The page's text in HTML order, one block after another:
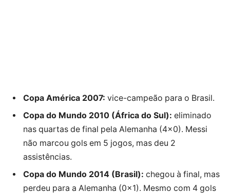
Copa América 2007: vice-campeão para o Brasil.
Copa do Mundo 2010 (África do Sul): eliminado
nas quartas de final pela Alemanha (4×0). Messi
não marcou gols em 5 jogos, mas deu 2
assistências.
Copa do Mundo 2014 (Brasil): chegou à final, mas
perdeu para a Alemanha (0×1). Mesmo com 4 gols